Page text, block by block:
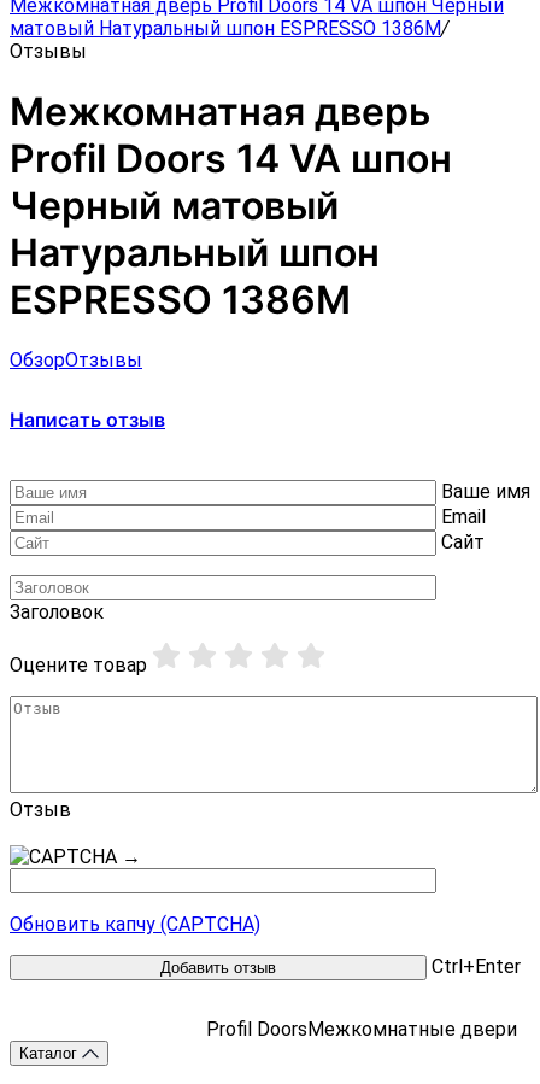
Межкомнатная дверь Profil Doors 14 VA шпон Черный
матовый Натуральный шпон ESPRESSO 1386M/
Отзывы
Межкомнатная дверь
Profil Doors 14 VA шпон
Черный матовый
Натуральный шпон
ESPRESSO 1386M
ОбзорОтзывы
Написать отзыв
Ваше имя
Email
Сайт
Заголовок
Оцените товар
Отзыв
→
Обновить капчу (CAPTCHA)
Ctrl+Enter
Profil Doors Межкомнатные двери
Каталог